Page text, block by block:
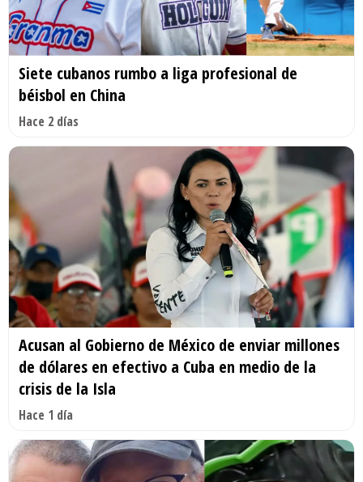
Siete cubanos rumbo a liga profesional de
béisbol en China
Hace 2 días
Acusan al Gobierno de México de enviar millones
de dólares en efectivo a Cuba en medio de la
crisis de la Isla
Hace 1 día